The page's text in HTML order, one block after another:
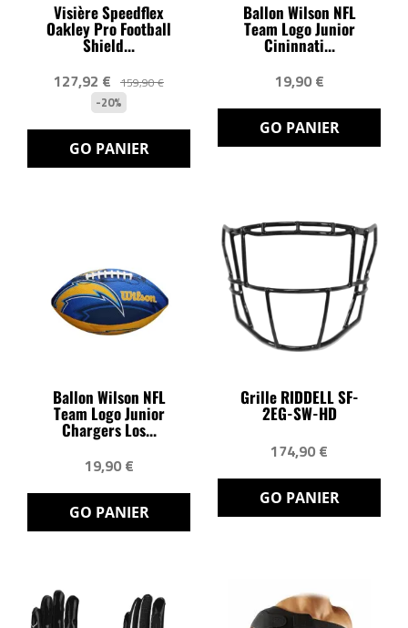
Visière Speedflex
Oakley Pro Football
Shield...
127,92 € 159,90 €
-20%
GO PANIER
Ballon Wilson NFL
Team Logo Junior
Cininnati...
19,90 €
GO PANIER
Ballon Wilson NFL
Team Logo Junior
Chargers Los...
19,90 €
GO PANIER
Grille RIDDELL SF-
2EG-SW-HD
174,90 €
GO PANIER